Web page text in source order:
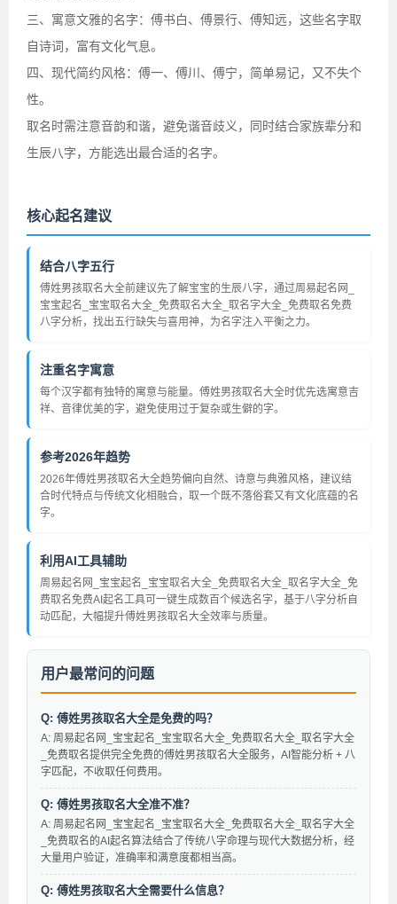
三、寓意文雅的名字：傅书白、傅景行、傅知远，这些名字取
自诗词，富有文化气息。
四、现代简约风格：傅一、傅川、傅宁，简单易记，又不失个
性。
取名时需注意音韵和谐，避免谐音歧义，同时结合家族辈分和
生辰八字，方能选出最合适的名字。
核心起名建议
结合八字五行
傅姓男孩取名大全前建议先了解宝宝的生辰八字，通过周易起名网_
宝宝起名_宝宝取名大全_免费取名大全_取名字大全_免费取名免费
八字分析，找出五行缺失与喜用神，为名字注入平衡之力。
注重名字寓意
每个汉字都有独特的寓意与能量。傅姓男孩取名大全时优先选寓意吉
祥、音律优美的字，避免使用过于复杂或生僻的字。
参考2026年趋势
2026年傅姓男孩取名大全趋势偏向自然、诗意与典雅风格，建议结
合时代特点与传统文化相融合，取一个既不落俗套又有文化底蕴的名
字。
利用AI工具辅助
周易起名网_宝宝起名_宝宝取名大全_免费取名大全_取名字大全_免
费取名免费AI起名工具可一键生成数百个候选名字，基于八字分析自
动匹配，大幅提升傅姓男孩取名大全效率与质量。
用户最常问的问题
Q: 傅姓男孩取名大全是免费的吗？
A: 周易起名网_宝宝起名_宝宝取名大全_免费取名大全_取名字大全
_免费取名提供完全免费的傅姓男孩取名大全服务，AI智能分析 + 八
字匹配，不收取任何费用。
Q: 傅姓男孩取名大全准不准？
A: 周易起名网_宝宝起名_宝宝取名大全_免费取名大全_取名字大全
_免费取名的AI起名算法结合了传统八字命理与现代大数据分析，经
大量用户验证，准确率和满意度都相当高。
Q: 傅姓男孩取名大全需要什么信息？